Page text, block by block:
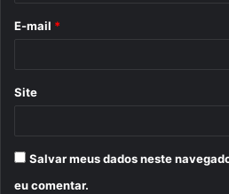
E-mail *
Site
Salvar meus dados neste
eu comentar.